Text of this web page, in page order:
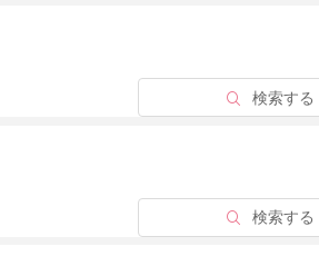
る
検索する
る
検索する